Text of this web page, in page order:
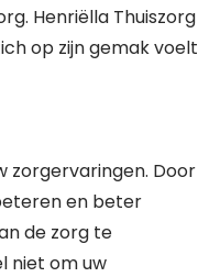
Henriëlla Thuiszorg
op zijn gemak voelt
zorgervaringen. Door
en beter
de zorg te
niet om uw